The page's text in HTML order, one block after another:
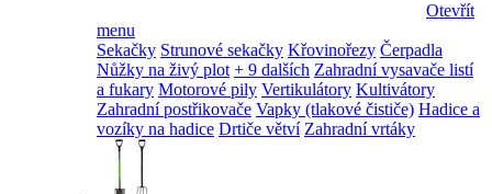
Otevřít
menu
Sekačky Strunové sekačky Křovinořezy Čerpadla
Nůžky na živý plot + 9 dalších Zahradní vysavače listí
a fukary Motorové pily Vertikulátory Kultivátory
Zahradní postřikovače Vapky (tlakové čističe) Hadice a
vozíky na hadice Drtiče větví Zahradní vrtáky